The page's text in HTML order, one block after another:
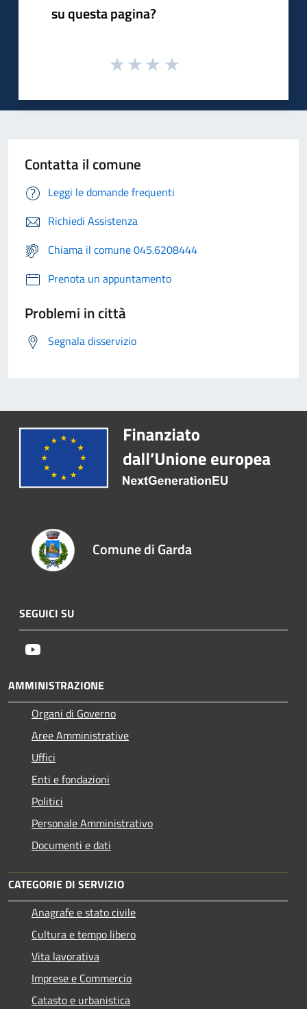
su questa pagina?
Contatta il comune
Leggi le domande frequenti
Richiedi Assistenza
Chiama il comune 045.6208444
Prenota un appuntamento
Problemi in città
Segnala disservizio
Comune di Garda
SEGUICI SU
AMMINISTRAZIONE
Organi di Governo
Aree Amministrative
Uffici
Enti e fondazioni
Politici
Personale Amministrativo
Documenti e dati
CATEGORIE DI SERVIZIO
Anagrafe e stato civile
Cultura e tempo libero
Vita lavorativa
Imprese e Commercio
Catasto e urbanistica